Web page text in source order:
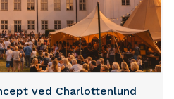
ved Charlottenlund